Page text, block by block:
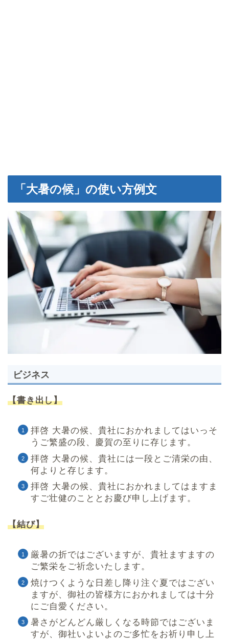
「大暑の候」の使い方例文
ビジネス
【書き出し】
拝啓 大暑の候、貴社におかれましてはいっそ
うご繁盛の段、慶賀の至りに存じます。
拝啓 大暑の候、貴社には一段とご清栄の由、
何よりと存じます。
拝啓 大暑の候、貴社におかれましてはますま
すご壮健のこととお慶び申し上げます。
【結び】
厳暑の折ではございますが、貴社ますますの
ご繁栄をご祈念いたします。
焼けつくような日差し降り注ぐ夏ではござい
ますが、御社の皆様方におかれましては十分
にご自愛ください。
暑さがどんどん厳しくなる時節ではございま
すが、御社いよいよのご多忙をお祈り申し上